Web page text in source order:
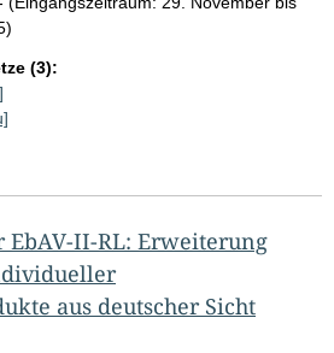
(3):
EbAV-II-RL: Erweiterung
aus deutscher Sicht